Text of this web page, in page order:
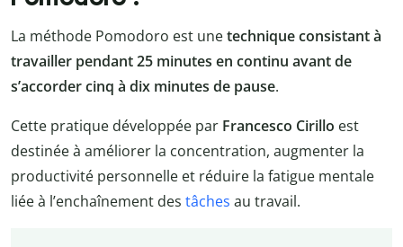
La méthode Pomodoro est unetechnique consistant à
travailler pendant 25 minutes en continu avant de
s’accorder cinq à dix minutes de pause.
Cette pratique développée par Francesco Cirillo est
destinée à améliorer la concentration, augmenter la
productivité personnelle et réduire la fatigue mentale
liée à l’enchaînement des tâches au travail.